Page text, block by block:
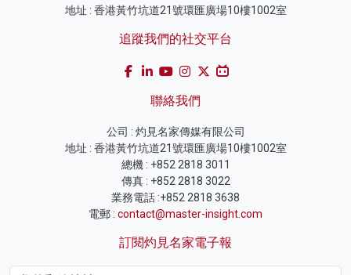
地址 : 香港黃竹坑道21號環匯廣場10樓1002室
追蹤我們的社交平台
聯絡我們
公司 : 灼見名家傳媒有限公司
地址 : 香港黃竹坑道21號環匯廣場10樓1002室
總機 : +852 2818 3011
傳真 : +852 2818 3022
業務電話 :+852 2818 3638
電郵 : contact@master-insight.com
訂閱灼見名家電子報